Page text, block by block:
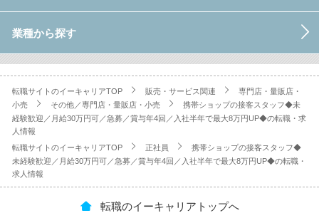
業種から探す
転職サイトのイーキャリアTOP 販売・サービス関連
専門店・量販店・
小売
その他／専門店・量販店・小売
携帯ショップの接客スタッフ◆未
経験歓迎／月給30万円可／急募／賞与年4回／入社半年で最大8万円UP◆の転職・求
人情報
転職サイトのイーキャリアTOP
正社員
携帯ショップの接客スタッフ◆
未経験歓迎／月給30万円可／急募／賞与年4回／入社半年で最大8万円UP◆の転職・
求人情報
転職のイーキャリアトップへ